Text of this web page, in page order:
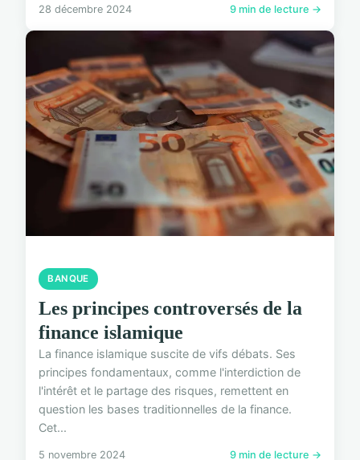
28 décembre 2024 9 min de lecture →
BANQUE
Les principes controversés de la
finance islamique
La finance islamique suscite de vifs débats. Ses
principes fondamentaux, comme l'interdiction de
l'intérêt et le partage des risques, remettent en
question les bases traditionnelles de la finance.
Cet...
5 novembre 2024 9 min de lecture →